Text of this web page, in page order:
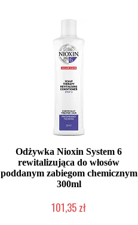
Odżywka Nioxin System 6
rewitalizująca do włosów
poddanym zabiegom chemicznym
300ml
101,35 zł